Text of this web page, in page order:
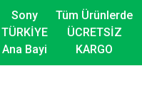
Sony
TÜRKİYE
Ana Bayi
Tüm Ürünlerde
ÜCRETSİZ
KARGO